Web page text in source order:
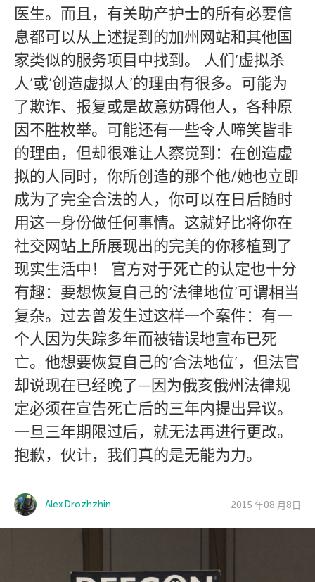
医生。而且，有关助产护士的所有必要信
息都可以从上述提到的加州网站和其他国
家类似的服务项目中找到。 人们’虚拟杀
人’或’创造虚拟人’的理由有很多。可能为
了欺诈、报复或是故意妨碍他人，各种原
因不胜枚举。可能还有一些令人啼笑皆非
的理由，但却很难让人察觉到：在创造虚
拟的人同时，你所创造的那个他/她也立即
成为了完全合法的人，你可以在日后随时
用这一身份做任何事情。这就好比将你在
社交网站上所展现出的完美的你移植到了
现实生活中！ 官方对于死亡的认定也十分
有趣：要想恢复自己的’法律地位’可谓相当
复杂。过去曾发生过这样一个案件：有一
个人因为失踪多年而被错误地宣布已死
亡。他想要恢复自己的’合法地位’，但法官
却说现在已经晚了—因为俄亥俄州法律规
定必须在宣告死亡后的三年内提出异议。
一旦三年期限过后，就无法再进行更改。
抱歉，伙计，我们真的是无能为力。
Alex Drozhzhin 2015 年08 月8日